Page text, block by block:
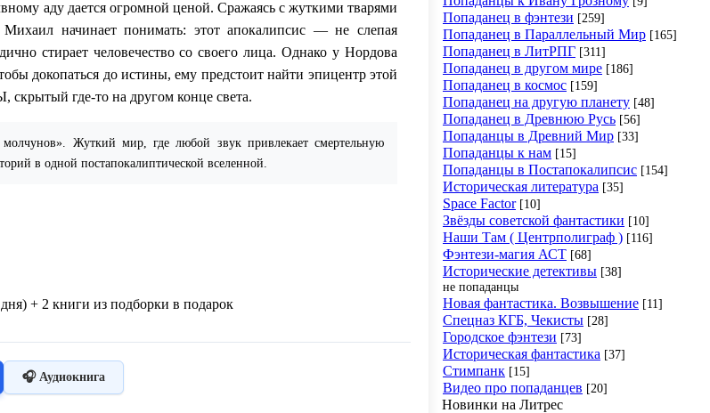
аду дается огромной ценой. Сражаясь с жуткими тварями
начинает понимать: этот апокалипсис — не слепая
стирает человечество со своего лица. Однако у Нордова
докопаться до истины, ему предстоит найти эпицентр этой
где-то на другом конце света.
Жуткий мир, где любой звук привлекает смертельную
в одной постапокалиптической вселенной.
+ 2 книги из подборки в подарок
🎧 Аудиокнига
Попаданец в фэнтези [259]
Попаданец в Параллельный Мир [165]
Попаданец в ЛитРПГ [311]
Попаданец в другом мире [186]
Попаданец в космос [159]
Попаданец на другую планету [48]
Попаданец в Древнюю Русь [56]
Попаданцы в Древний Мир [33]
Попаданцы к нам [15]
Попаданцы в Постапокалипсис [154]
Историческая литература [35]
Space Factor [10]
Звёзды советской фантастики [10]
Наши Там ( Центрполиграф ) [116]
Фэнтези-магия АСТ [68]
Исторические детективы [38]
не попаданцы
Новая фантастика. Возвышение [11]
Спецназ КГБ, Чекисты [28]
Городское фэнтези [73]
Историческая фантастика [37]
Стимпанк [15]
Видео про попаданцев [20]
Новинки на Литрес